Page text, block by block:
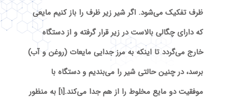
ظرف تفکیک می‌شود. اگر شیر زیر ظرف را باز کنیم مایعی
که دارای چگالی بالاست در زیر قرار گرفته و از دستگاه
خارج می‌گردد تا اینکه به مرز جدایی مایعات (روغن و آب)
برسد، در چنین حالتی شیر را می‌بندیم و دستگاه با
موفقیت دو مایع مخلوط را از هم جدا می‌کند.[۱] به منظور